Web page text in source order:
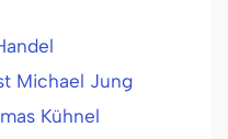
Michael Jung
Kühnel